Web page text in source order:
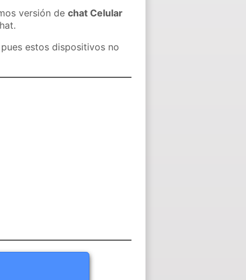
versión dechat Celular
estos dispositivos no